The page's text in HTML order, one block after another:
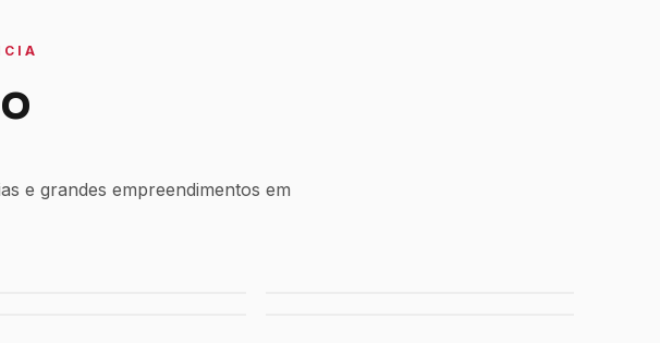
e grandes empreendimentos em